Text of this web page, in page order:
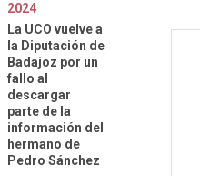
2024
La UCO vuelve a
la Diputación de
Badajoz por un
fallo al
descargar
parte de la
información del
hermano de
Pedro Sánchez